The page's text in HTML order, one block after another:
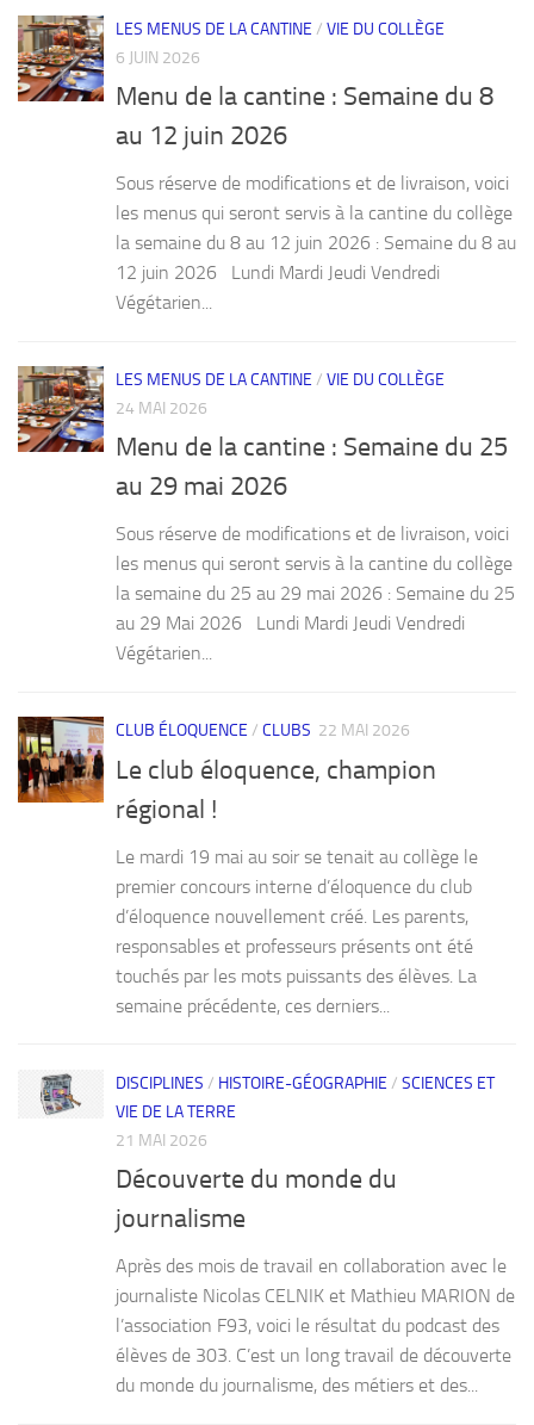
LES MENUS DE LA CANTINE / VIE DU COLLÈGE
6 JUIN 2026
Menu de la cantine : Semaine du 8
au 12 juin 2026
Sous réserve de modifications et de livraison, voici
les menus qui seront servis à la cantine du collège
la semaine du 8 au 12 juin 2026 : Semaine du 8 au
12 juin 2026 Lundi Mardi Jeudi Vendredi
Végétarien...
LES MENUS DE LA CANTINE / VIE DU COLLÈGE
24 MAI 2026
Menu de la cantine : Semaine du 25
au 29 mai 2026
Sous réserve de modifications et de livraison, voici
les menus qui seront servis à la cantine du collège
la semaine du 25 au 29 mai 2026 : Semaine du 25
au 29 Mai 2026 Lundi Mardi Jeudi Vendredi
Végétarien...
CLUB ÉLOQUENCE / CLUBS 22 MAI 2026
Le club éloquence, champion
régional !
Le mardi 19 mai au soir se tenait au collège le
premier concours interne d’éloquence du club
d’éloquence nouvellement créé. Les parents,
responsables et professeurs présents ont été
touchés par les mots puissants des élèves. La
semaine précédente, ces derniers...
DISCIPLINES / HISTOIRE-GÉOGRAPHIE / SCIENCES ET
VIE DE LA TERRE
21 MAI 2026
Découverte du monde du
journalisme
Après des mois de travail en collaboration avec le
journaliste Nicolas CELNIK et Mathieu MARION de
l’association F93, voici le résultat du podcast des
élèves de 303. C’est un long travail de découverte
du monde du journalisme, des métiers et des...